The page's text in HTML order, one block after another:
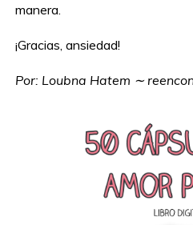
manera.
¡Gracias, ansiedad!
Por: Loubna Hatem ∼